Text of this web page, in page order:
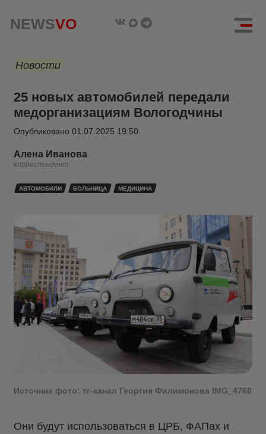
NEWSVO
Новости
25 новых автомобилей передали
медорганизациям Вологодчины
Опубликовано 01.07.2025 19:50
Алена Иванова
корреспондент
АВТОМОБИЛИ БОЛЬНИЦА МЕДИЦИНА
Источник фото: тг-канал Георгия Филимонова IMG_4768
Они будут использоваться в ЦРБ, ФАПах и